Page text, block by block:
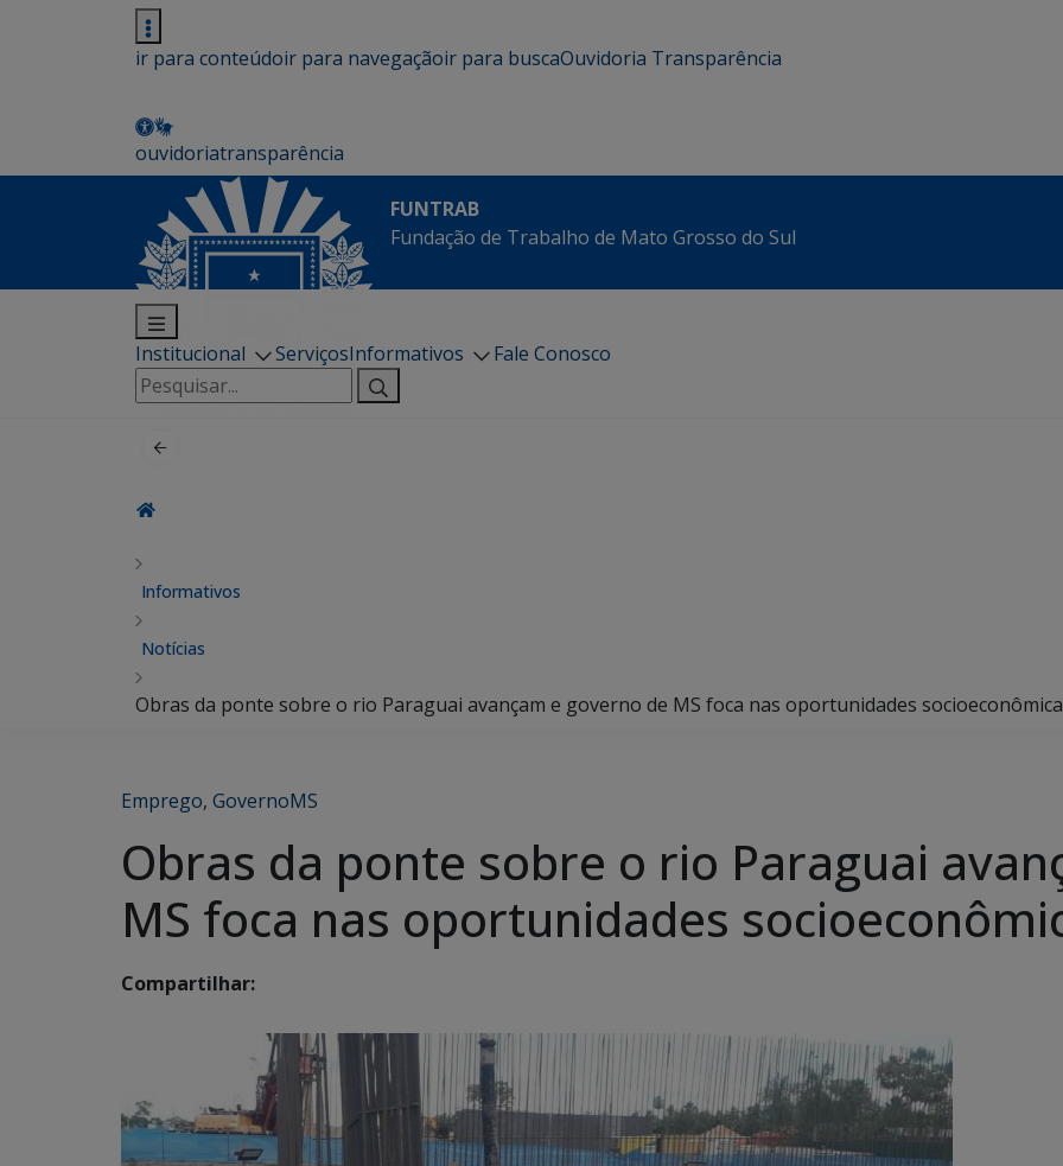
ir para conteúdoir para navegaçãoir para buscaOuvidoria Transparência
ouvidoriatransparência
FUNTRAB
Fundação de Trabalho de Mato Grosso do Sul
Institucional ServiçosInformativos
Fale Conosco
Pesquisar
por:
Informativos
Notícias
Obras da ponte sobre o rio Paraguai avançam e governo de MS foca nas oportunidades
Emprego, GovernoMS
Obras da ponte sobre o rio Paraguai
MS foca nas oportunidades
Compartilhar: